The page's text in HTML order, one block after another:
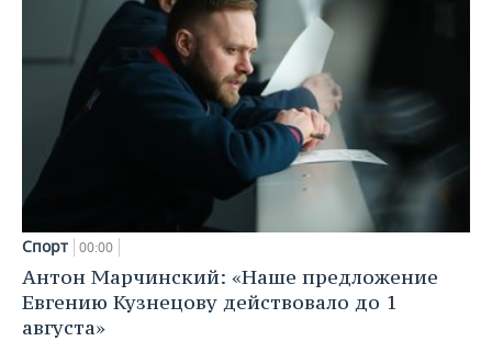
Спорт 00:00
Антон Марчинский: «Наше предложение
Евгению Кузнецову действовало до 1
августа»